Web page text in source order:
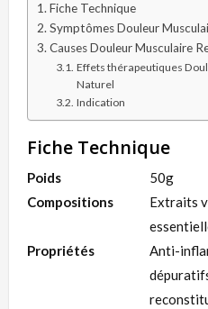
Fiche Technique
Symptômes Douleur
Causes Douleur Musculaire
Effets thérapeutiques
Naturel
Indication
Fiche Technique
Poids
50g
Compositions
Extraits
Propriétés
Anti-